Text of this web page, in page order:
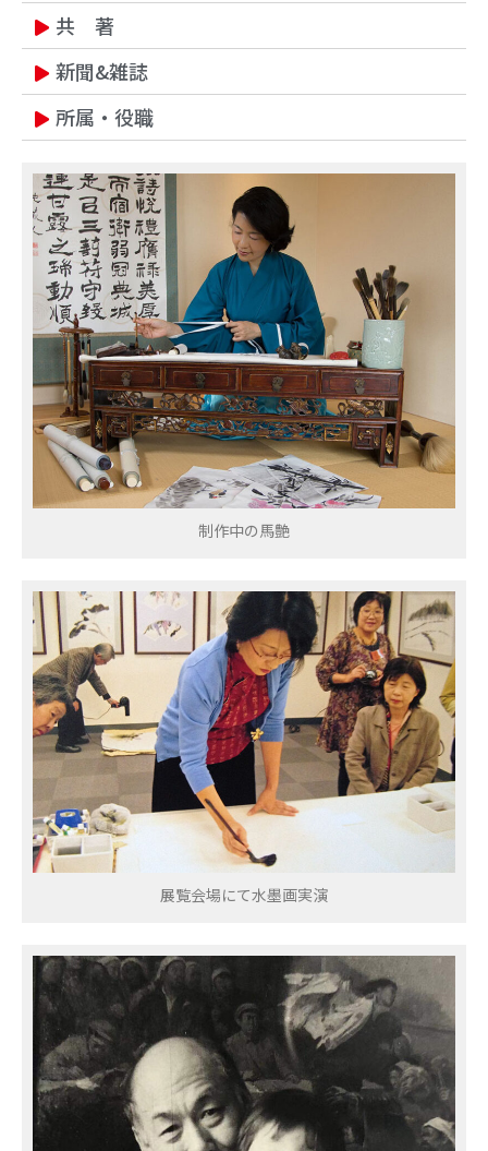
ここには、自己紹介やサイトの
紹介、あるいはクレジットの類
を書くと良いでしょう。
共 著
新聞&雑誌
所属・役職
制作中の馬艶
展覧会場にて水墨画実演